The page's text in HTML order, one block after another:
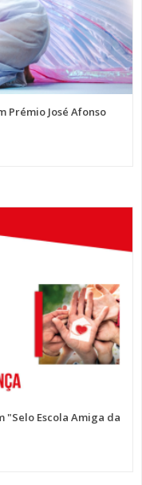
Prémio José Afonso
"Selo Escola Amiga da